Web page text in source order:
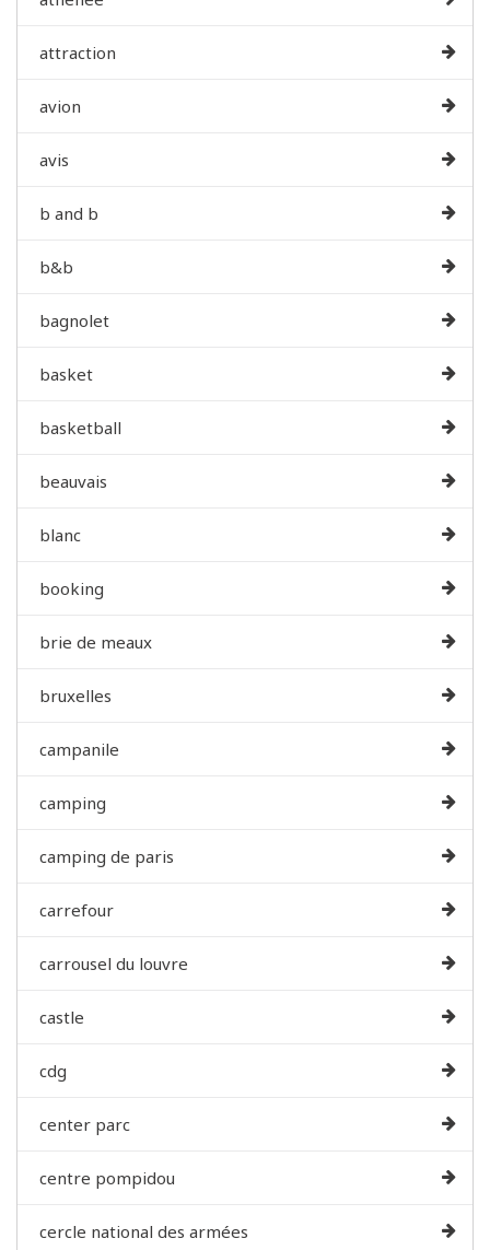
attraction
avion
avis
b and b
b&b
bagnolet
basket
basketball
beauvais
blanc
booking
brie de meaux
bruxelles
campanile
camping
camping de paris
carrefour
carrousel du louvre
castle
cdg
center parc
centre pompidou
cercle national des armées